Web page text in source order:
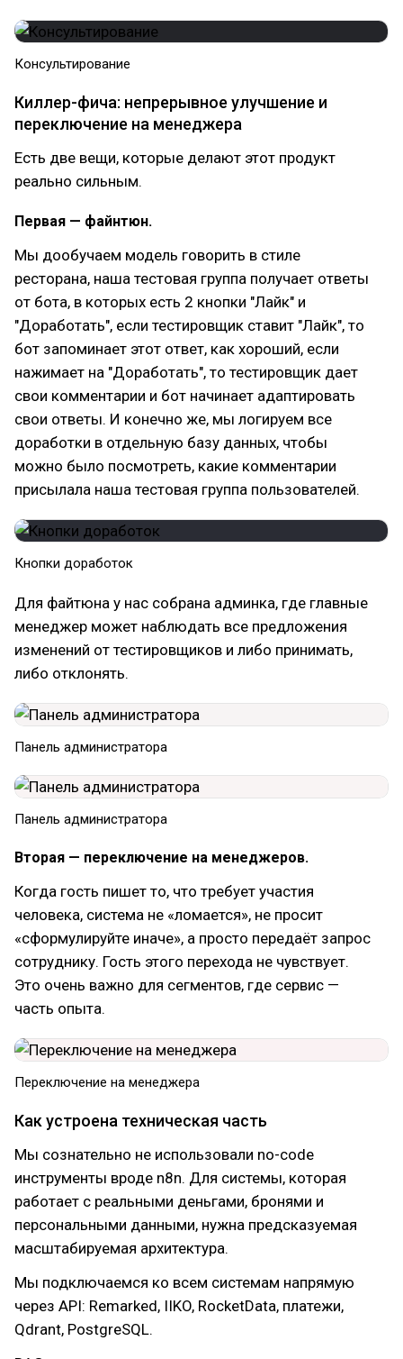
Консультирование
Киллер-фича: непрерывное улучшение и
переключение на менеджера
Есть две вещи, которые делают этот продукт
реально сильным.
Первая — файнтюн.
Мы дообучаем модель говорить в стиле
ресторана, наша тестовая группа получает ответы
от бота, в которых есть 2 кнопки "Лайк" и
"Доработать", если тестировщик ставит "Лайк", то
бот запоминает этот ответ, как хороший, если
нажимает на "Доработать", то тестировщик дает
свои комментарии и бот начинает адаптировать
свои ответы. И конечно же, мы логируем все
доработки в отдельную базу данных, чтобы
можно было посмотреть, какие комментарии
присылала наша тестовая группа пользователей.
Кнопки доработок
Для файтюна у нас собрана админка, где главные
менеджер может наблюдать все предложения
изменений от тестировщиков и либо принимать,
либо отклонять.
Панель администратора
Панель администратора
Вторая — переключение на менеджеров.
Когда гость пишет то, что требует участия
человека, система не «ломается», не просит
«сформулируйте иначе», а просто передаёт запрос
сотруднику. Гость этого перехода не чувствует.
Это очень важно для сегментов, где сервис —
часть опыта.
Переключение на менеджера
Как устроена техническая часть
Мы сознательно не использовали no-code
инструменты вроде n8n. Для системы, которая
работает с реальными деньгами, бронями и
персональными данными, нужна предсказуемая
масштабируемая архитектура.
Мы подключаемся ко всем системам напрямую
через API: Remarked, IIKO, RocketData, платежи,
Qdrant, PostgreSQL.